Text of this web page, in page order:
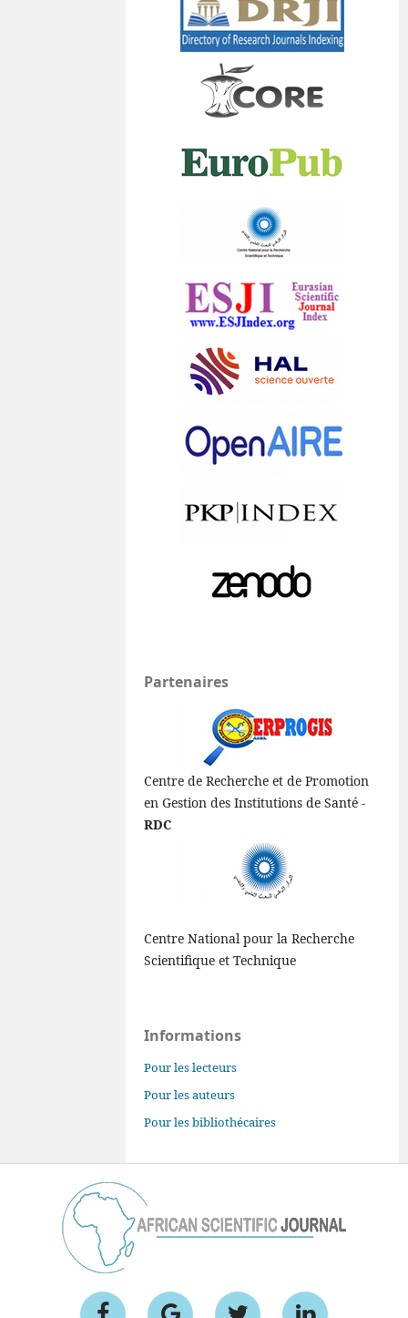
Partenaires
Centre de Recherche et de Promotion
en Gestion des Institutions de Santé -
RDC
Centre National pour la Recherche
Scientifique et Technique
Informations
Pour les lecteurs
Pour les auteurs
Pour les bibliothécaires